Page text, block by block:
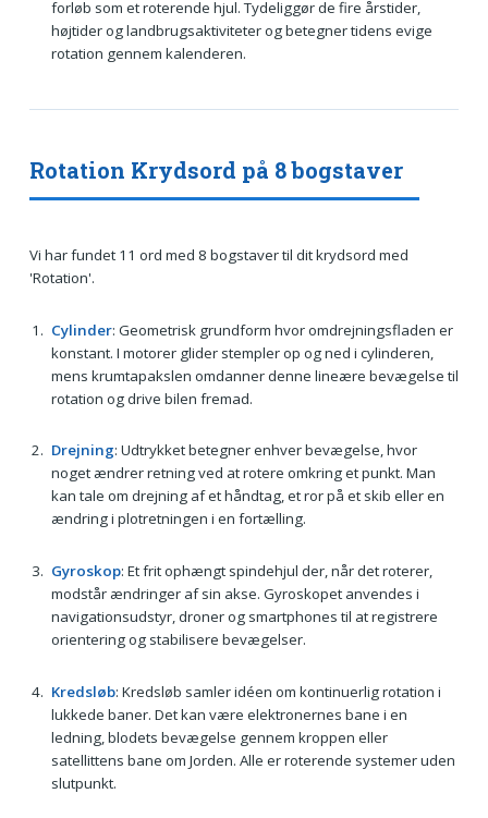
forløb som et roterende hjul. Tydeliggør de fire årstider,
højtider og landbrugsaktiviteter og betegner tidens evige
rotation gennem kalenderen.
Rotation Krydsord på 8 bogstaver
Vi har fundet 11 ord med 8 bogstaver til dit krydsord med
'Rotation'.
Cylinder: Geometrisk grundform hvor omdrejningsfladen er
konstant. I motorer glider stempler op og ned i cylinderen,
mens krumtapakslen omdanner denne lineære bevægelse til
rotation og drive bilen fremad.
Drejning: Udtrykket betegner enhver bevægelse, hvor
noget ændrer retning ved at rotere omkring et punkt. Man
kan tale om drejning af et håndtag, et ror på et skib eller en
ændring i plotretningen i en fortælling.
Gyroskop: Et frit ophængt spindehjul der, når det roterer,
modstår ændringer af sin akse. Gyroskopet anvendes i
navigationsudstyr, droner og smartphones til at registrere
orientering og stabilisere bevægelser.
Kredsløb: Kredsløb samler idéen om kontinuerlig rotation i
lukkede baner. Det kan være elektronernes bane i en
ledning, blodets bevægelse gennem kroppen eller
satellittens bane om Jorden. Alle er roterende systemer uden
slutpunkt.